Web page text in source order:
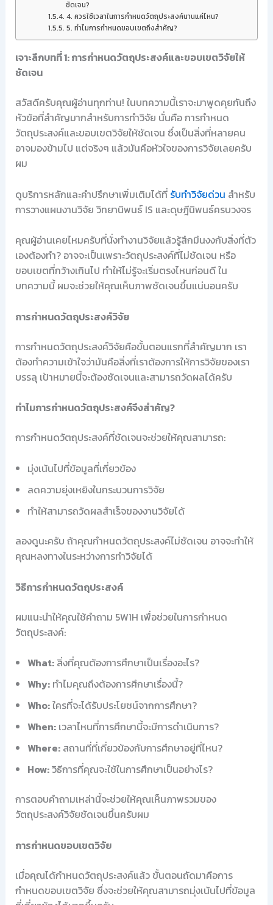
ชัดเจน?
4. ควรใช้เวลาในการกำหนดวัตถุประสงค์นานแค่ไหน?
5. ทำไมการกำหนดขอบเขตถึงสำคัญ?
เจาะลึกบทที่ 1: การกำหนดวัตถุประสงค์และขอบเขตวิจัยให้
ชัดเจน
สวัสดีครับคุณผู้อ่านทุกท่าน! ในบทความนี้เราจะมาพูดคุยกันถึง
หัวข้อที่สำคัญมากสำหรับการทำวิจัย นั่นคือ การกำหนด
วัตถุประสงค์และขอบเขตวิจัยให้ชัดเจน ซึ่งเป็นสิ่งที่หลายคน
อาจมองข้ามไป แต่จริงๆ แล้วมันคือหัวใจของการวิจัยเลยครับ
ผม
ดูบริการหลักและคำปรึกษาเพิ่มเติมได้ที่ รับทำวิจัยด่วน สำหรับ
การวางแผนงานวิจัย วิทยานิพนธ์ IS และดุษฎีนิพนธ์ครบวงจร
คุณผู้อ่านเคยไหมครับที่นั่งทำงานวิจัยแล้วรู้สึกมึนงงกับสิ่งที่ตัว
เองต้องทำ? อาจจะเป็นเพราะวัตถุประสงค์ที่ไม่ชัดเจน หรือ
ขอบเขตที่กว้างเกินไป ทำให้ไม่รู้จะเริ่มตรงไหนก่อนดี ใน
บทความนี้ ผมจะช่วยให้คุณเห็นภาพชัดเจนขึ้นแน่นอนครับ
การกำหนดวัตถุประสงค์วิจัย
การกำหนดวัตถุประสงค์วิจัยคือขั้นตอนแรกที่สำคัญมาก เรา
ต้องทำความเข้าใจว่ามันคือสิ่งที่เราต้องการให้การวิจัยของเรา
บรรลุ เป้าหมายนี้จะต้องชัดเจนและสามารถวัดผลได้ครับ
ทำไมการกำหนดวัตถุประสงค์จึงสำคัญ?
การกำหนดวัตถุประสงค์ที่ชัดเจนจะช่วยให้คุณสามารถ:
มุ่งเน้นไปที่ข้อมูลที่เกี่ยวข้อง
ลดความยุ่งเหยิงในกระบวนการวิจัย
ทำให้สามารถวัดผลสำเร็จของงานวิจัยได้
ลองดูนะครับ ถ้าคุณกำหนดวัตถุประสงค์ไม่ชัดเจน อาจจะทำให้
คุณหลงทางในระหว่างการทำวิจัยได้
วิธีการกำหนดวัตถุประสงค์
ผมแนะนำให้คุณใช้คำถาม 5W1H เพื่อช่วยในการกำหนด
วัตถุประสงค์:
What:สิ่งที่คุณต้องการศึกษาเป็นเรื่องอะไร?
Why:ทำไมคุณถึงต้องการศึกษาเรื่องนี้?
Who:ใครที่จะได้รับประโยชน์จากการศึกษา?
When:เวลาไหนที่การศึกษานี้จะมีการดำเนินการ?
Where:สถานที่ที่เกี่ยวข้องกับการศึกษาอยู่ที่ไหน?
How:วิธีการที่คุณจะใช้ในการศึกษาเป็นอย่างไร?
การตอบคำถามเหล่านี้จะช่วยให้คุณเห็นภาพรวมของ
วัตถุประสงค์วิจัยชัดเจนขึ้นครับผม
การกำหนดขอบเขตวิจัย
เมื่อคุณได้กำหนดวัตถุประสงค์แล้ว ขั้นตอนถัดมาคือการ
กำหนดขอบเขตวิจัย ซึ่งจะช่วยให้คุณสามารถมุ่งเน้นไปที่ข้อมูล